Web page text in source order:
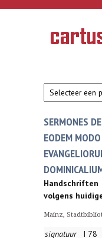
Overslaan en naar de
Geschiedenis
van de
SERMONES
EODEM
Handschriften
volgens
Mainz,
signatuur
I 78